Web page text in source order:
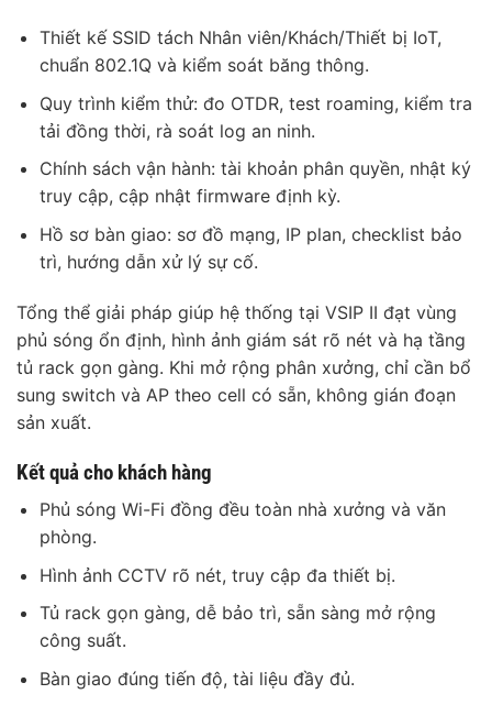
Thiết kế SSID tách Nhân viên/Khách/Thiết bị IoT,
chuẩn 802.1Q và kiểm soát băng thông.
Quy trình kiểm thử: đo OTDR, test roaming, kiểm tra
tải đồng thời, rà soát log an ninh.
Chính sách vận hành: tài khoản phân quyền, nhật ký
truy cập, cập nhật firmware định kỳ.
Hồ sơ bàn giao: sơ đồ mạng, IP plan, checklist bảo
trì, hướng dẫn xử lý sự cố.
Tổng thể giải pháp giúp hệ thống tại VSIP II đạt vùng
phủ sóng ổn định, hình ảnh giám sát rõ nét và hạ tầng
tủ rack gọn gàng. Khi mở rộng phân xưởng, chỉ cần bổ
sung switch và AP theo cell có sẵn, không gián đoạn
sản xuất.
Kết quả cho khách hàng
Phủ sóng Wi-Fi đồng đều toàn nhà xưởng và văn
phòng.
Hình ảnh CCTV rõ nét, truy cập đa thiết bị.
Tủ rack gọn gàng, dễ bảo trì, sẵn sàng mở rộng
công suất.
Bàn giao đúng tiến độ, tài liệu đầy đủ.